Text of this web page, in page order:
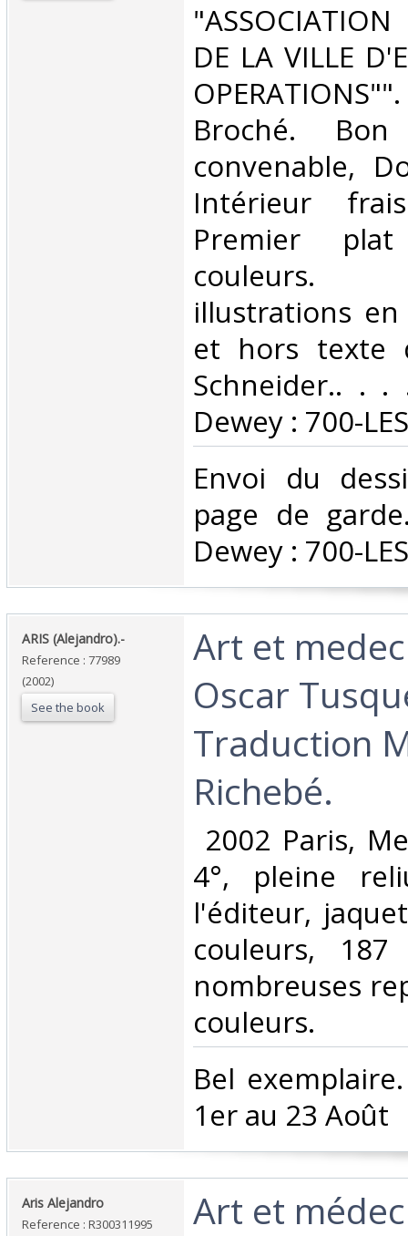
DE LA VILLE
Broché.
convenable,
Intérieur
Premier
couleurs.
illustrations
et hors texte
Schneider.. . .
Dewey : 700-
‎Envoi du
page de
Dewey : 700-
‎ARIS (Alejandro).-‎
Reference : 77989
(2002)
See the book
‎Art et
Oscar
Traduction
Richebé.‎
2002 Paris,
4°, pleine
l'éditeur,
couleurs,
nombreuses
couleurs. ‎
‎Bel
1er au 23 Août‎
‎Aris Alejandro‎
Reference : R300311995
‎Art et